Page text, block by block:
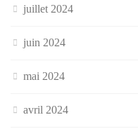
juillet 2024
juin 2024
mai 2024
avril 2024